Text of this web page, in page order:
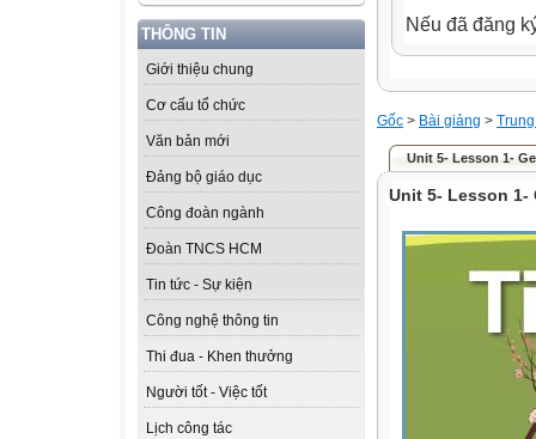
THÔNG TIN
Giới thiệu chung
Cơ cấu tổ chức
Văn bản mới
Đảng bộ giáo dục
Công đoàn ngành
Đoàn TNCS HCM
Tin tức - Sự kiện
Công nghệ thông tin
Thi đua - Khen thưởng
Người tốt - Việc tốt
Lịch công tác
Nếu đã đăng
Gốc > Bài giảng >
Unit 5- Lesson 1-
Unit 5- Lesson 1-